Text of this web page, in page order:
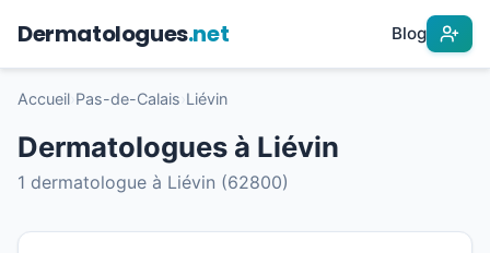
Dermatologues.net Blog
Accueil Pas-de-Calais Liévin
Dermatologues à Liévin
1 dermatologue à Liévin (62800)